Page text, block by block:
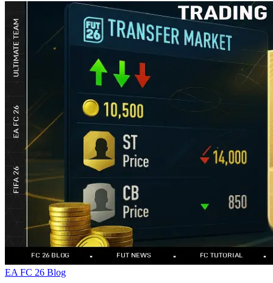
EA FC 26 Blog